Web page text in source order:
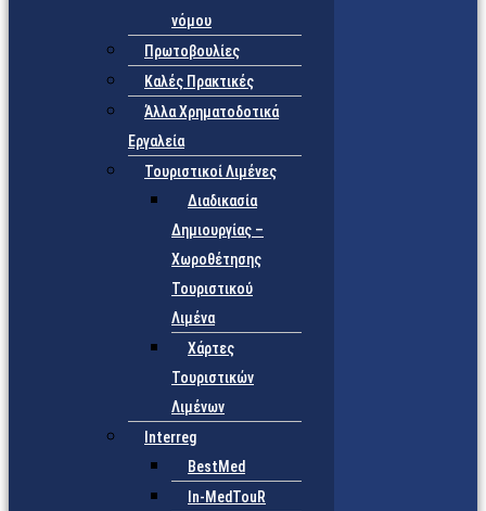
νόμου
Πρωτοβουλίες
Καλές Πρακτικές
Άλλα Χρηματοδοτικά
Εργαλεία
Τουριστικοί Λιμένες
Διαδικασία
Δημιουργίας –
Χωροθέτησης
Τουριστικού
Λιμένα
Χάρτες
Τουριστικών
Λιμένων
Interreg
BestMed
In-MedTouR